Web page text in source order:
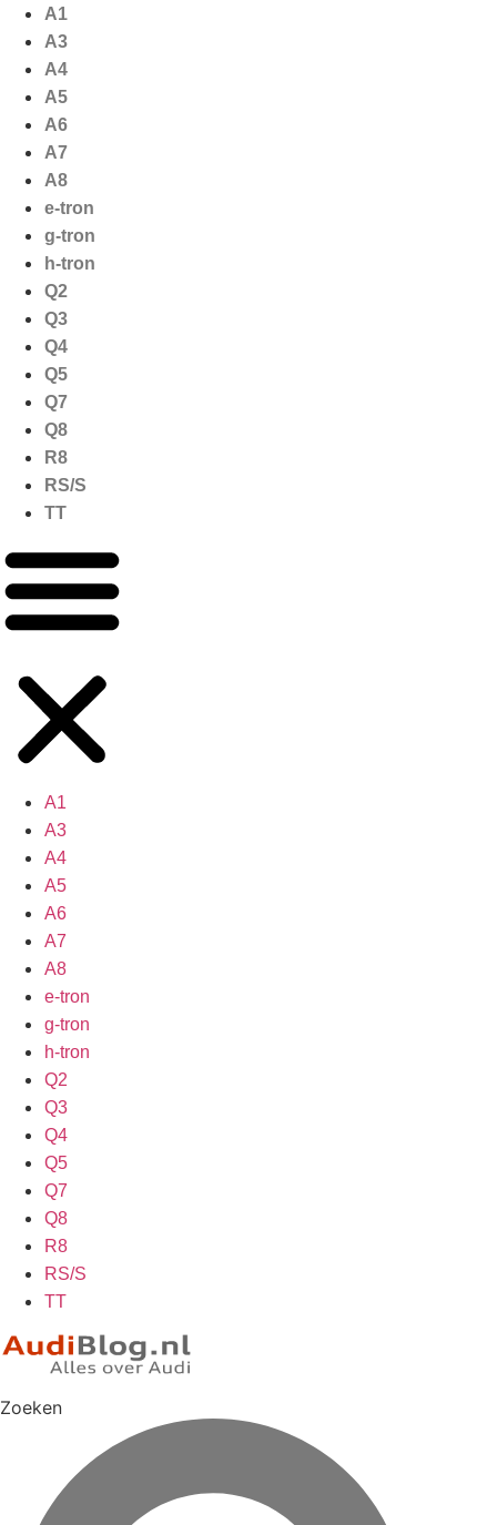
naar
inhoud
A1
A3
A4
A5
A6
A7
A8
e-tron
g-tron
h-tron
Q2
Q3
Q4
Q5
Q7
Q8
R8
RS/S
TT
A1
A3
A4
A5
A6
A7
A8
e-tron
g-tron
h-tron
Q2
Q3
Q4
Q5
Q7
Q8
R8
RS/S
TT
Zoeken